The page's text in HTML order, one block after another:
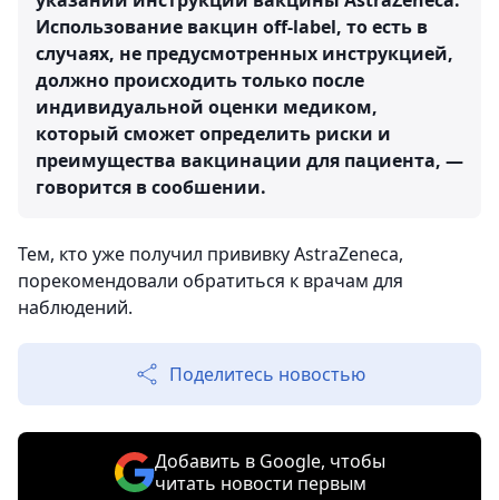
Использование вакцин off-label, то есть в
случаях, не предусмотренных инструкцией,
должно происходить только после
индивидуальной оценки медиком,
который сможет определить риски и
преимущества вакцинации для пациента, —
говорится в сообшении.
Тем, кто уже получил прививку AstraZeneca,
порекомендовали обратиться к врачам для
наблюдений.
Поделитесь новостью
Добавить в Google, чтобы
читать новости первым